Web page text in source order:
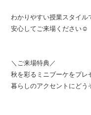
わかりやすい授業スタイ
安心してご来場ください☺︎
＼ご来場特典／
秋を彩るミニブーケをプレ
暮らしのアクセントにどう